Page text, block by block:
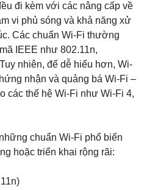
đi kèm với các nâng cấp về
vi phủ sóng và khả năng xử
Các chuẩn Wi-Fi thường
IEEE như 802.11n,
nhiên, để dễ hiểu hơn, Wi-
nhận và quảng bá Wi-Fi –
các thế hệ Wi-Fi như Wi-Fi 4,
chuẩn Wi-Fi phổ biến
hoặc triển khai rộng rãi: